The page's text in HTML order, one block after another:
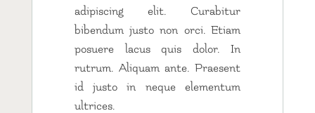
adipiscing elit. Curabitur
bibendum justo non orci. Etiam
posuere lacus quis dolor. In
rutrum. Aliquam ante. Praesent
id justo in neque elementum
ultrices.